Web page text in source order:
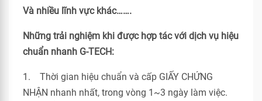
Và nhiều lĩnh vực khác…….
Những trải nghiệm khi được hợp tác với dịch vụ hiệu
chuẩn nhanh G-TECH:
1. Thời gian hiệu chuẩn và cấp GIẤY CHỨNG
NHẬN nhanh nhất, trong vòng 1~3 ngày làm việc.